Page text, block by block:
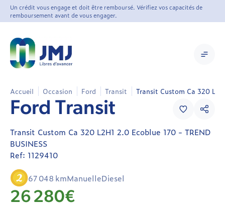
Un crédit vous engage et doit être remboursé. Vérifiez vos capacités de
remboursement avant de vous engager.
Accueil Occasion Ford Transit Transit Custom Ca 320
Ford
Transit
Transit
Custom
Cabine
Approfondie
1129410
Utilitaire
Occasion
Ford Transit
Transit Custom Ca 320 L2H1 2.0 Ecoblue 170 - TREND
BUSINESS
Ref: 1129410
67 048 kmManuelleDiesel
26 280€